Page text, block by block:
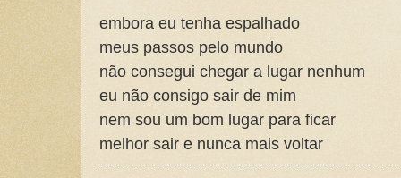
embora eu tenha espalhado
meus passos pelo mundo
não consegui chegar a lugar nenhum
eu não consigo sair de mim
nem sou um bom lugar para ficar
melhor sair e nunca mais voltar